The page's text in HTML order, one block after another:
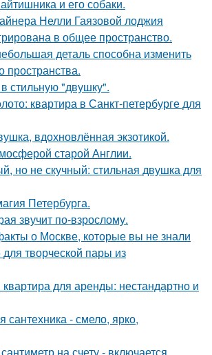
и его собаки.
Нелли Гаязовой лоджия
в общее пространство.
деталь способна изменить
пространства.
стильную "двушку".
квартира в Санкт-петербурге для
вдохновлённая экзотикой.
старой Англии.
но не скучный: стильная двушка для
Петербурга.
звучит по-взрослому.
о Москве, которые вы не знали
творческой пары из
для аренды: нестандартно и
сантехника - смело, ярко,